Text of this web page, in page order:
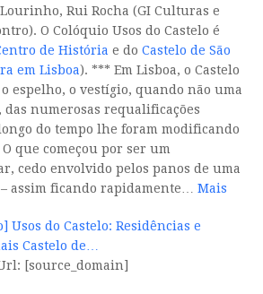
Rui Rocha (GI Culturas e
O Colóquio Usos do Castelo é
de História e doCastelo de São
em Lisboa). *** Em Lisboa, o Castelo
o espelho, o vestígio, quando não uma
das numerosas requalificações
do tempo lhe foram modificando
que começou por ser um
cedo envolvido pelos panos de uma
assim ficando rapidamente…Mais
Usos do Castelo: Residências e
Castelo de…
[source_domain]